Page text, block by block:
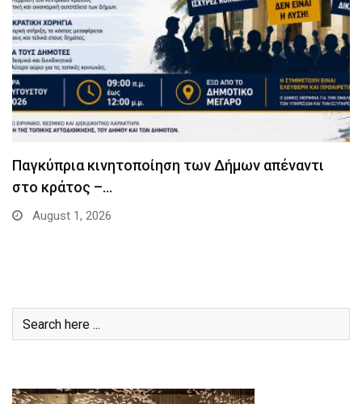
Παγκύπρια κινητοποίηση των Δήμων απέναντι
στο κράτος –…
August 1, 2026